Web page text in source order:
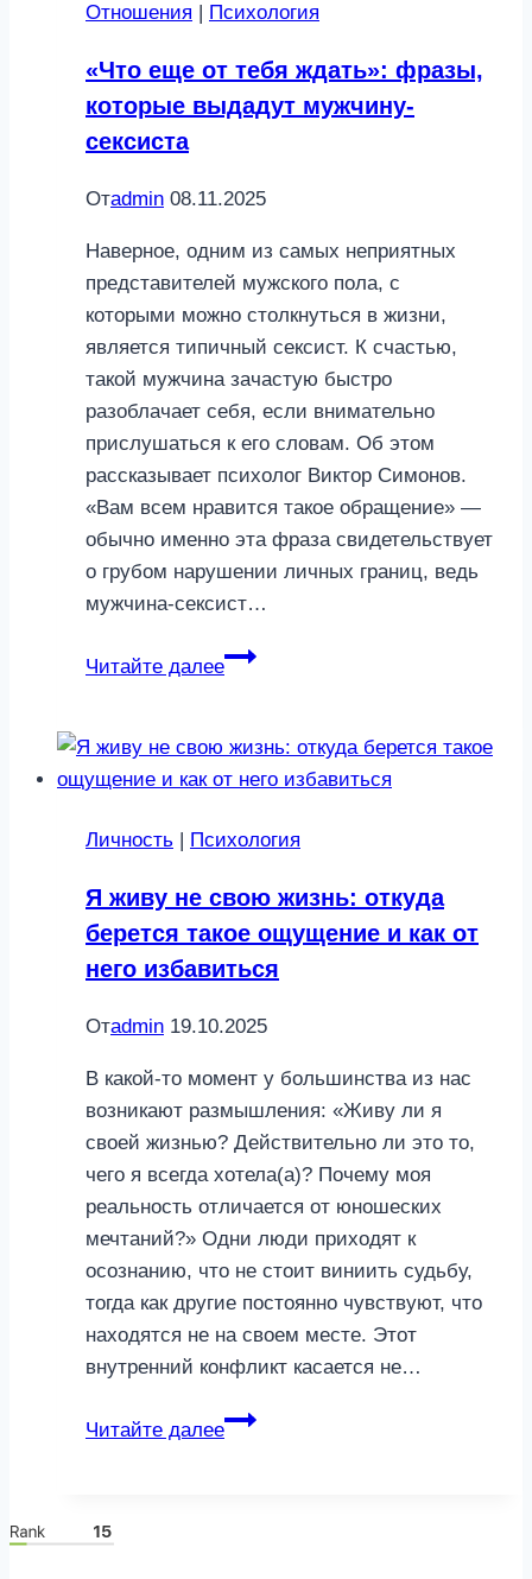
которые
ответить
перед
Отношения Психология
«Что еще от тебя ждать»: фразы,
которые выдадут мужчину-
сексиста
Отadmin 08.11.2025
Наверное, одним из самых неприятных
представителей мужского пола, с
которыми можно столкнуться в жизни,
является типичный сексист. К счастью,
такой мужчина зачастую быстро
разоблачает себя, если внимательно
прислушаться к его словам. Об этом
рассказывает психолог Виктор Симонов.
«Вам всем нравится такое обращение» —
обычно именно эта фраза свидетельствует
о грубом нарушении личных границ, ведь
мужчина-сексист…
Читайте далее
«Что
тебя
ждать»:
которые
мужчину-
сексиста
Личность Психология
Я живу не свою жизнь: откуда
берется такое ощущение и как от
него избавиться
Отadmin 19.10.2025
В какой-то момент у большинства из нас
возникают размышления: «Живу ли я
своей жизнью? Действительно ли это то,
чего я всегда хотела(а)? Почему моя
реальность отличается от юношеских
мечтаний?» Одни люди приходят к
осознанию, что не стоит виниить судьбу,
тогда как другие постоянно чувствуют, что
находятся не на своем месте. Этот
внутренний конфликт касается не…
Читайте далее
Я